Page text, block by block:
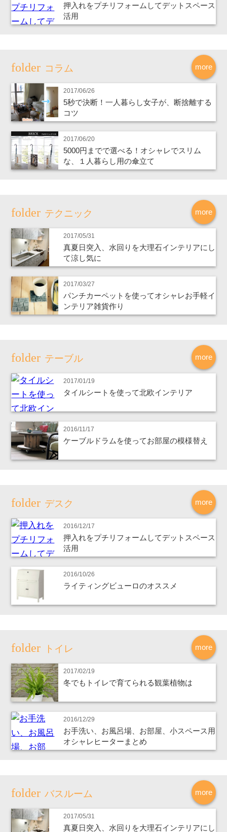
押入れをプチリフォームしてデットスペース
活用
more
コラム
2017/06/26
5秒で決断！一人暮らし女子が、断捨離する
コツ
2017/06/20
5000円までで選べる！オシャレでスリム
な、１人暮らし用の傘立て
more
テクニック
2017/05/31
真夏日突入、水回りを大理石インテリアにし
て涼し気に
2017/03/27
パンチカーペットを使ってオシャレお手軽イ
ンテリア雑貨作り
more
テーブル
2017/01/19
タイルシートを使って北欧インテリア
2016/11/17
ケーブルドラムを使ってお部屋の模様替え
more
デスク
2016/12/17
押入れをプチリフォームしてデットスペース
活用
2016/10/26
ライティングビューロのオススメ
more
トイレ
2017/02/19
冬でもトイレで育てられる観葉植物は
2016/12/29
お手洗い、お風呂場、お部屋、小スペース用
オシャレヒーターまとめ
more
バスルーム
2017/05/31
真夏日突入、水回りを大理石インテリアにし